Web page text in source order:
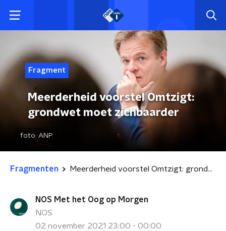
Fragment
Meerderheid voorstel Omtzigt:
grondwet moet zichbaarder
foto: ANP
Fragmenten Meerderheid voorstel Omtzigt: grondwet moet zichbaarder
NOS Met het Oog op Morgen
NOS
02 november 2021 23:00 - 00:00